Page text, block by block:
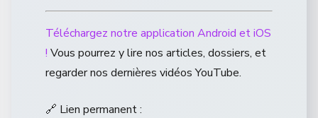
Téléchargez notre application Android et iOS
! Vous pourrez y lire nos articles, dossiers, et
regarder nos dernières vidéos YouTube.
🔗 Lien permanent :